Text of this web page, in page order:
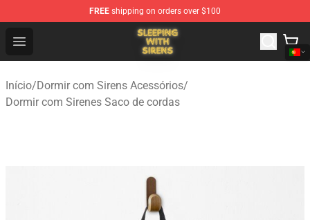
FREE shipping on orders over $100
Open menu
Sleeping With Sirens Store - Official Sleeping With
Início/Dormir com Sirens Acessórios/
Dormir com Sirenes Saco de cordas